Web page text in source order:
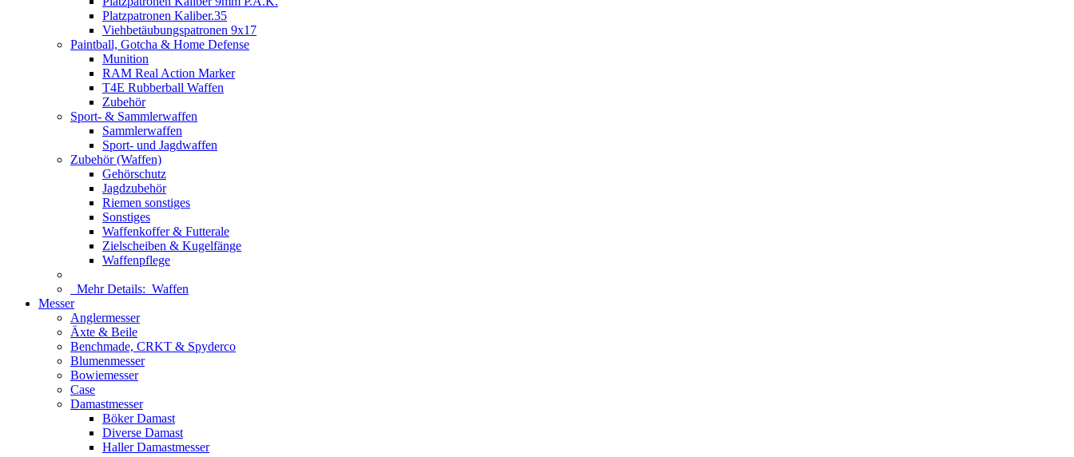
Platzpatronen Kaliber.35
Viehbetäubungspatronen 9x17
Paintball, Gotcha & Home Defense
Munition
RAM Real Action Marker
T4E Rubberball Waffen
Zubehör
Sport- & Sammlerwaffen
Sammlerwaffen
Sport- und Jagdwaffen
Zubehör (Waffen)
Gehörschutz
Jagdzubehör
Riemen sonstiges
Sonstiges
Waffenkoffer & Futterale
Zielscheiben & Kugelfänge
Waffenpflege
Mehr Details: Waffen
Messer
Anglermesser
Äxte & Beile
Benchmade, CRKT & Spyderco
Blumenmesser
Bowiemesser
Case
Damastmesser
Böker Damast
Diverse Damast
Haller Damastmesser